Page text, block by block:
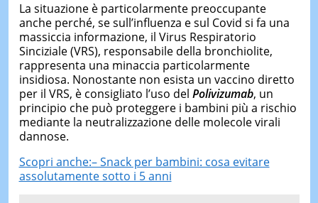
La situazione è particolarmente preoccupante
anche perché, se sull’influenza e sul Covid si fa una
massiccia informazione, il Virus Respiratorio
Sinciziale (VRS), responsabile della bronchiolite,
rappresenta una minaccia particolarmente
insidiosa. Nonostante non esista un vaccino diretto
per il VRS, è consigliato l’uso del Polivizumab, un
principio che può proteggere i bambini più a rischio
mediante la neutralizzazione delle molecole virali
dannose.
Scopri anche:– Snack per bambini: cosa evitare
assolutamente sotto i 5 anni